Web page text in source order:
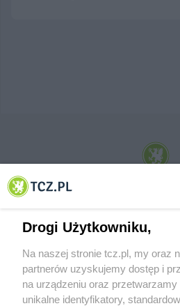
© 2001-2026 Tczew - TCZ.PL Sp. z o.o.
Drogi Użytkowniku,
Na naszej stronie tcz.pl, my oraz
partnerów uzyskujemy dostęp i
na urządzeniu oraz
unikalne identyfikatory,